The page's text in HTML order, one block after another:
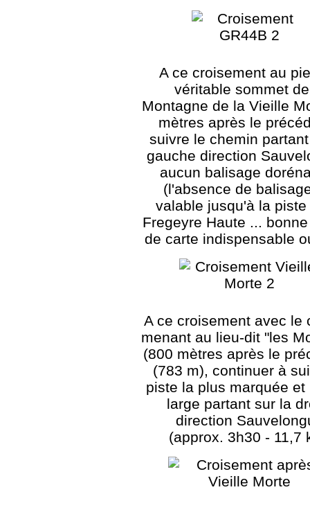
A ce croisement au
véritable sommet
Montagne de la Vieille
mètres après le
suivre le chemin
gauche direction
aucun balisage
(l'absence de
valable jusqu'à la piste
Fregeyre Haute ...
de carte indispensable
A ce croisement avec le
menant au lieu-dit "les
(800 mètres après le
(783 m), continuer à
piste la plus marquée et
large partant sur la
direction
(approx. 3h30 - 11,7